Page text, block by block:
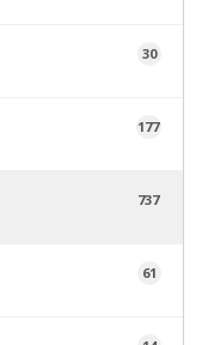
30
177
737
61